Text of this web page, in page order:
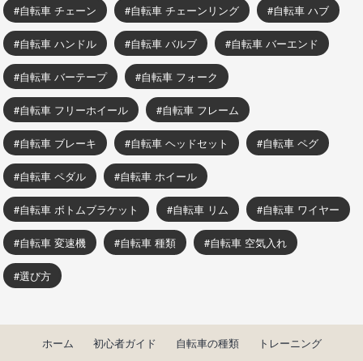
自転車 チェーン 自転車 チェーンリング 自転車 ハブ
自転車 ハンドル 自転車 バルブ 自転車 バーエンド
自転車 バーテープ 自転車 フォーク
自転車 フリーホイール 自転車 フレーム
自転車 ブレーキ 自転車 ヘッドセット 自転車 ペグ
自転車 ペダル 自転車 ホイール
自転車 ボトムブラケット 自転車 リム 自転車 ワイヤー
自転車 変速機 自転車 種類 自転車 空気入れ
選び方
ホーム 初心者ガイド 自転車の種類 トレーニング